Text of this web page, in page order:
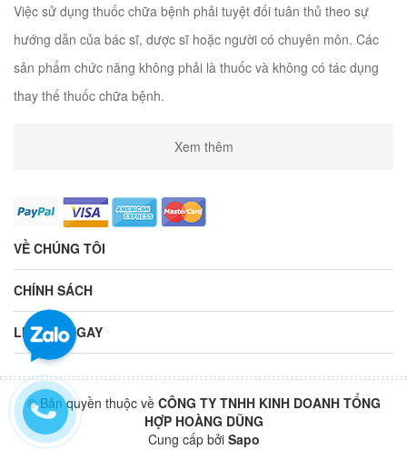
Việc sử dụng thuốc chữa bệnh phải tuyệt đối tuân thủ theo sự
hướng dẫn của bác sĩ, dược sĩ hoặc người có chuyên môn. Các
sản phẩm chức năng không phải là thuốc và không có tác dụng
thay thế thuốc chữa bệnh.
Xem thêm
VỀ CHÚNG TÔI
CHÍNH SÁCH
LIÊN HỆ NGAY
© Bản quyền thuộc về CÔNG TY TNHH KINH DOANH TỔNG
HỢP HOÀNG DŨNG
Cung cấp bởi Sapo